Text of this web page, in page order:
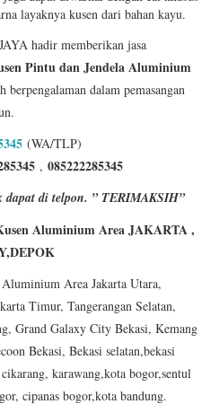
layaknya kusen dari bahan kayu.
hadir memberikan jasa
Pintu dan Jendela Aluminium
berpengalaman dalam pemasangan
(WA/TLP)
,085222285345
dapat di telpon. ” TERIMAKSIH”
Aluminium Area JAKARTA ,
Area Jakarta Utara,
Timur, Tangerangan Selatan,
Grand Galaxy City Bekasi, Kemang
Bekasi, Bekasi selatan,bekasi
karawang,kota bogor,sentul
cipanas bogor,kota bandung.